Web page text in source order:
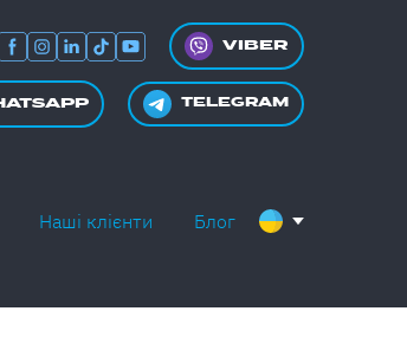
VIBER
TELEGRAM
Наші клієнти Блог